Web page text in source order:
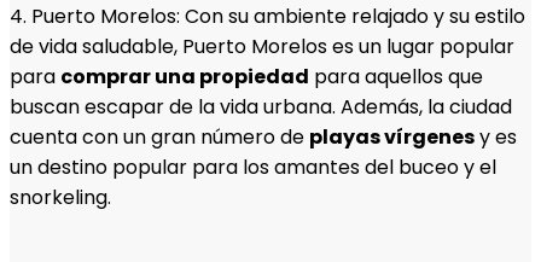
4. Puerto Morelos: Con su ambiente relajado y su estilo
de vida saludable, Puerto Morelos es un lugar popular
para comprar una propiedad para aquellos que
buscan escapar de la vida urbana. Además, la ciudad
cuenta con un gran número de playas vírgenesy es
un destino popular para los amantes del buceo y el
snorkeling.